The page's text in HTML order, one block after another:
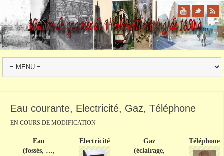
Eau courante, Electricité, Gaz, Téléphone
EN COURS DE MODIFICATION
Eau
(fossés, …,
Electricité
Gaz
(éclairage,
Téléphone